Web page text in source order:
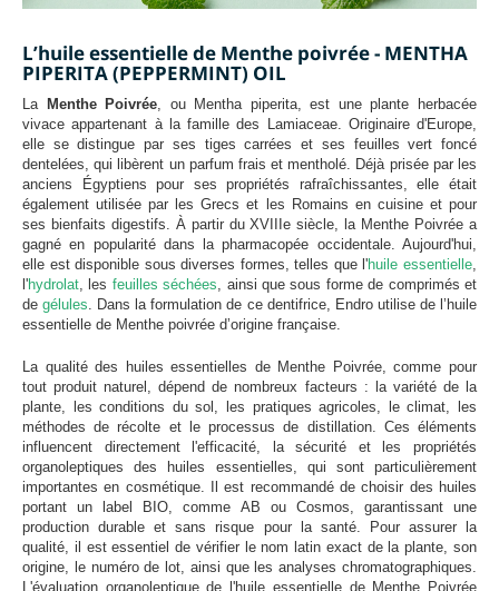
L’huile essentielle de Menthe poivrée - MENTHA
PIPERITA (PEPPERMINT) OIL
La Menthe Poivrée, ou Mentha piperita, est une plante herbacée
vivace appartenant à la famille des Lamiaceae. Originaire d'Europe,
elle se distingue par ses tiges carrées et ses feuilles vert foncé
dentelées, qui libèrent un parfum frais et mentholé. Déjà prisée par les
anciens Égyptiens pour ses propriétés rafraîchissantes, elle était
également utilisée par les Grecs et les Romains en cuisine et pour
ses bienfaits digestifs. À partir du XVIIIe siècle, la Menthe Poivrée a
gagné en popularité dans la pharmacopée occidentale. Aujourd'hui,
elle est disponible sous diverses formes, telles que l'huile essentielle,
l'hydrolat, les feuilles séchées, ainsi que sous forme de comprimés et
degélules. Dans la formulation de ce dentifrice, Endro utilise de l’huile
essentielle de Menthe poivrée d’origine française.
La qualité des huiles essentielles de Menthe Poivrée, comme pour
tout produit naturel, dépend de nombreux facteurs : la variété de la
plante, les conditions du sol, les pratiques agricoles, le climat, les
méthodes de récolte et le processus de distillation. Ces éléments
influencent directement l'efficacité, la sécurité et les propriétés
organoleptiques des huiles essentielles, qui sont particulièrement
importantes en cosmétique. Il est recommandé de choisir des huiles
portant un label BIO, comme AB ou Cosmos, garantissant une
production durable et sans risque pour la santé. Pour assurer la
qualité, il est essentiel de vérifier le nom latin exact de la plante, son
origine, le numéro de lot, ainsi que les analyses chromatographiques.
L'évaluation organoleptique de l'huile essentielle de Menthe Poivrée